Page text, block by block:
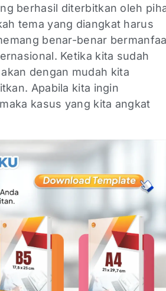
berhasil diterbitkan oleh
tema yang diangkat harus
benar-benar
Ketika kita sudah
dengan mudah kita
Apabila kita ingin
kasus yang kita angkat